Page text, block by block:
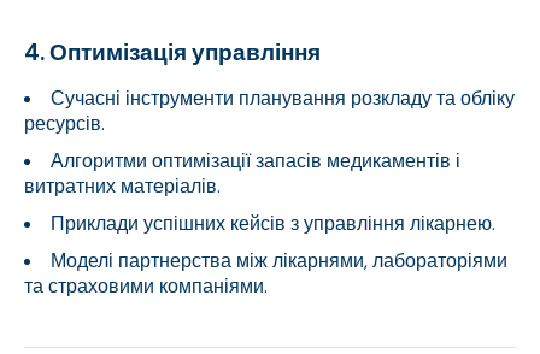
4. Оптимізація управління
Сучасні інструменти планування розкладу та обліку
ресурсів.
Алгоритми оптимізації запасів медикаментів і
витратних матеріалів.
Приклади успішних кейсів з управління лікарнею.
Моделі партнерства між лікарнями, лабораторіями
та страховими компаніями.